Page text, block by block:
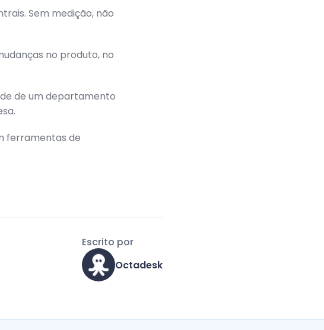
Sem medição, não
no produto, no
de um departamento
ferramentas de
Escrito por
Octadesk